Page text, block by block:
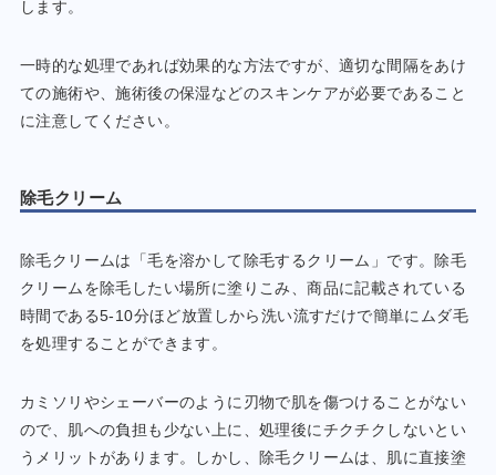
します。
一時的な処理であれば効果的な方法ですが、適切な間隔をあけ
ての施術や、施術後の保湿などのスキンケアが必要であること
に注意してください。
除毛クリーム
除毛クリームは「毛を溶かして除毛するクリーム」です。除毛
クリームを除毛したい場所に塗りこみ、商品に記載されている
時間である5-10分ほど放置しから洗い流すだけで簡単にムダ毛
を処理することができます。
カミソリやシェーバーのように刃物で肌を傷つけることがない
ので、肌への負担も少ない上に、処理後にチクチクしないとい
うメリットがあります。しかし、除毛クリームは、肌に直接塗